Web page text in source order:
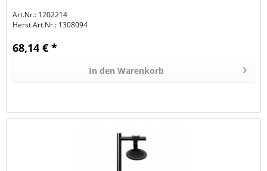
Art.Nr.: 1202214
Herst.Art.Nr.: 1308094
68,14 € *
In den Warenkorb